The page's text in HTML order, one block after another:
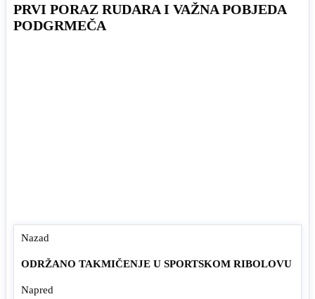
PRVI PORAZ RUDARA I VAŽNA POBJEDA
PODGRMEČA
Nazad
ODRŽANO TAKMIČENJE U SPORTSKOM RIBOLOVU
Napred